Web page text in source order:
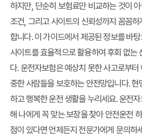
하지만, 단순히 보험료만 비교하는 것이
조건, 그리고 사이트의 신뢰성까지 꼼꼼
합니다. 이 가이드에서 제공된 정보를 바
사이트를 효율적으로 활용하여 후회 없는
다. 운전자보험은 예상치 못한 사고로부
중한 사람들을 보호하는 안전망입니다.
하고 행복한 운전 생활을 누리세요. 운전
해 나에게 꼭 맞는 보장을 찾아 안전운전
점이 있다면 언제든지 전문가에게 문의하